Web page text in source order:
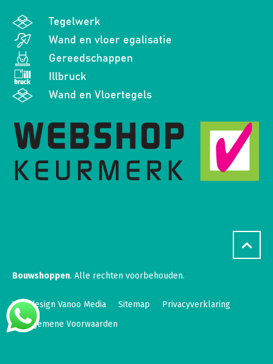
Tegelwerk
Wand en vloer egalisatie
Gereedschappen
Illbruck
Wand en Vloertegels
Bouwshoppen. Alle rechten voorbehouden.
Webdesign Vanoo Media Sitemap
Privacyverklaring
Algemene Voorwaarden